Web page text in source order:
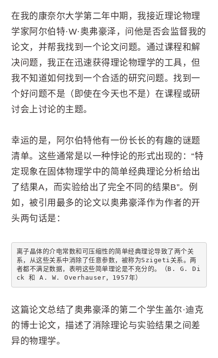
在我的康奈尔大学第二年中期，我接近理论物理
学家阿尔伯特·W·奥弗豪泽，问他是否会监督我的
论文，并帮我找到一个论文问题。通过课程和解
决问题，我正在迅速获得理论物理学的工具，但
我不知道如何找到一个合适的研究问题。找到一
个好问题不是（即使在今天也不是）在课程或研
讨会上讨论的主题。
幸运的是，阿尔伯特他有一份长长的有趣的谜题
清单。这些通常是以一种悖论的形式出现的：“特
定现象在固体物理学中的简单经典理论分析给出
了结果A，而实验给出了完全不同的结果B”。例
如，被引用最多的论文以奥弗豪泽作为作者的开
头两句话是：
离子晶体的介电常数和可压缩性的简单经典理论导致了两个关
系，从这些关系中消除了任意参数，被称为Szigeti关系。两
者都不满足数据，表明这些简单理论是不充分的。（B. G. Di
ck 和 A. W. Overhauser，1957年）
这篇论文总结了奥弗豪泽的第二个学生盖尔·迪克
的博士论文，描述了消除理论与实验结果之间差
异的物理学。